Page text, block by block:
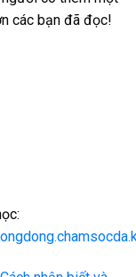
các bạn đã đọc!